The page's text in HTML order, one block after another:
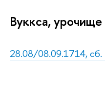
Вуккса, урочище
28.08/08.09.1714, сб.